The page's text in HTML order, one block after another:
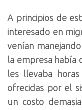
A principios de
interesado en
venían
la empresa había
les llevaba
ofrecidas por el
un costo